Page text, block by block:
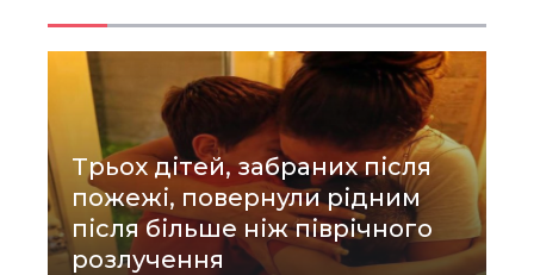
Трьох дітей, забраних після
пожежі, повернули рідним
після більше ніж піврічного
розлучення